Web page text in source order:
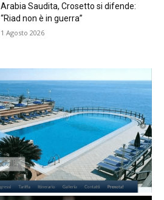
Arabia Saudita, Crosetto si difende:
“Riad non è in guerra”
1 Agosto 2026